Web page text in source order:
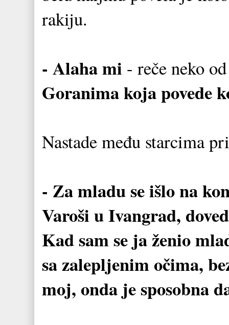
rakiju.
- Alaha mi - reče neko
Goranima koja povede
Nastade među starcima
- Za mladu se išlo na
Varoši u Ivangrad,
Kad sam se ja ženio
sa zalepljenim očima,
moj, onda je sposobna